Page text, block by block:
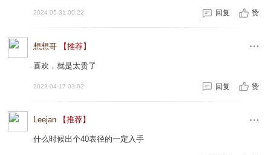
2024-05-31 00:22 回复 赞
想想哥 【推荐】
喜欢，就是太贵了
2023-04-17 03:02 回复 赞
Leejan 【推荐】
什么时候出个40表径的一定入手